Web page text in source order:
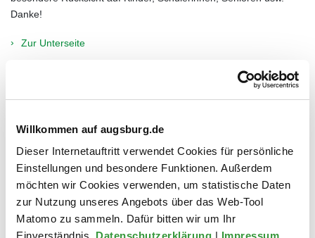
Willkommen auf augsburg.de
Dieser Internetauftritt verwendet Cookies für persönliche
Einstellungen und besondere Funktionen. Außerdem
möchten wir Cookies verwenden, um statistische Daten
zur Nutzung unseres Angebots über das Web-Tool
Matomo zu sammeln. Dafür bitten wir um Ihr
Einverständnis. Datenschutzerklärung | Impressum
Danke!
Zur Unterseite